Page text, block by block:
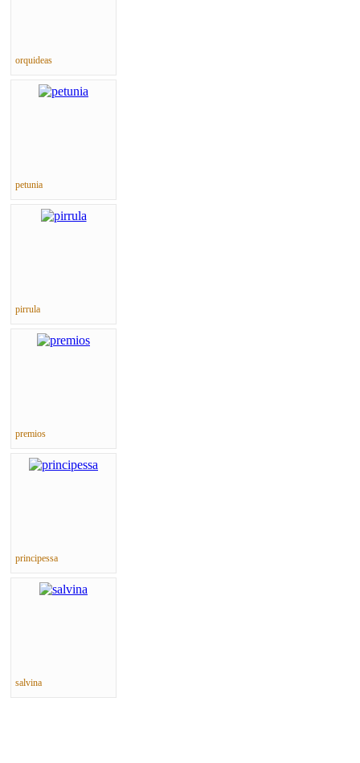
orquideas
petunia
pirrula
premios
principessa
salvina